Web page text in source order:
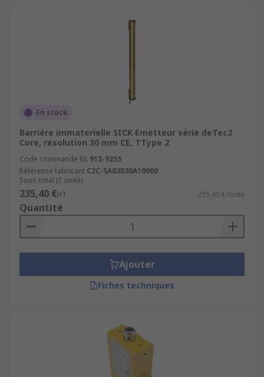
En stock
Barrière immaterielle SICK Emetteur série deTec2
Core, résolution 30 mm CE, TType 2
Code commande RS 913-9255
Référence fabricant C2C-SA03030A10000
Sous-total (1 unité)
235,40 €HT 235,40 €/unité
Quantité
Ajouter
Fiches techniques